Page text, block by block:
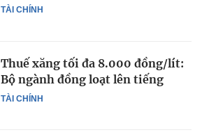
TÀI CHÍNH
TÀI CHÍNH
Thuế xăng tối đa 8.000 đồng/lít:
Bộ ngành đồng loạt lên tiếng